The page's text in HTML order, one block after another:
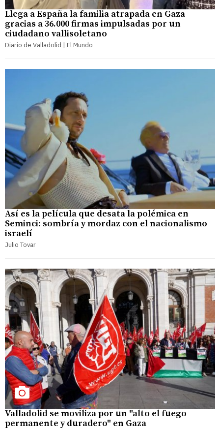
Llega a España la familia atrapada en Gaza
gracias a 36.000 firmas impulsadas por un
ciudadano vallisoletano
Diario de Valladolid | El Mundo
Así es la película que desata la polémica en
Seminci: sombría y mordaz con el nacionalismo
israelí
Julio Tovar
Valladolid se moviliza por un "alto el fuego
permanente y duradero" en Gaza